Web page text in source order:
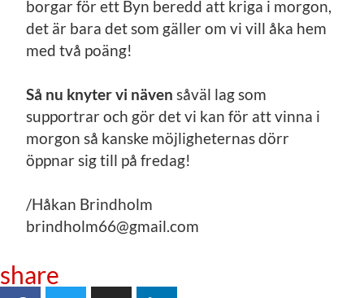
borgar för ett Byn beredd att kriga i morgon,
det är bara det som gäller om vi vill åka hem
med två poäng!
Så nu knyter vi näven såväl lag som
supportrar och gör det vi kan för att vinna i
morgon så kanske möjligheternas dörr
öppnar sig till på fredag!
/Håkan Brindholm
brindholm66@gmail.com
share